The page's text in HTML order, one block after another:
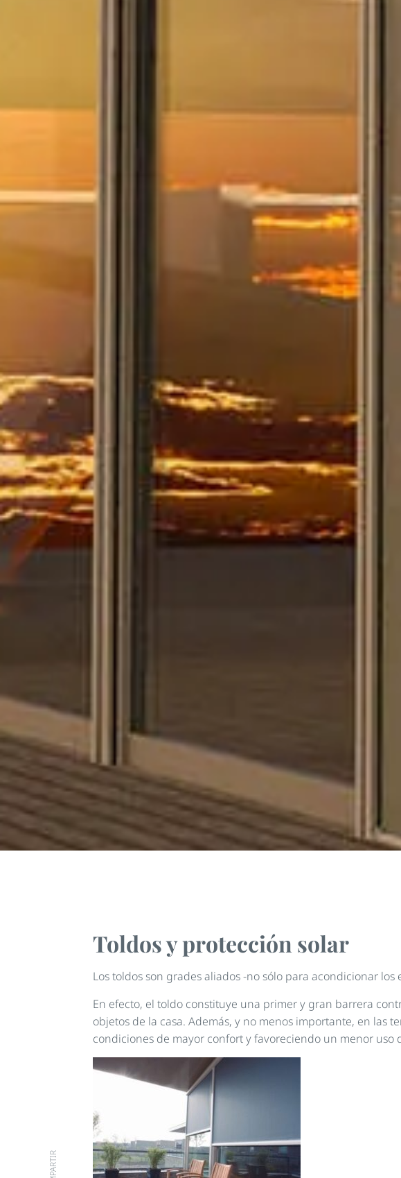
Toldos y protección solar
Los toldos son grades aliados -no sólo para acondicionar
En efecto, el toldo constituye una primer y gran barrera
objetos de la casa. Además, y no menos importante, en las
condiciones de mayor confort y favoreciendo un menor uso